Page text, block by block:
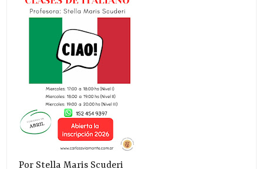
Por Stella Maris Scuderi